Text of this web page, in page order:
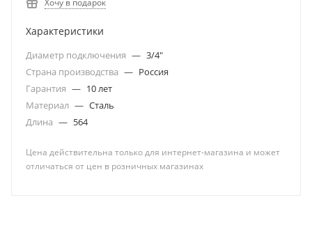
Хочу в подарок
Характеристики
Диаметр подключения — 3/4"
Страна производства — Россия
Гарантия — 10 лет
Материал — Сталь
Длина — 564
Цена действительна только для интернет-магазина и может
отличаться от цен в розничных магазинах